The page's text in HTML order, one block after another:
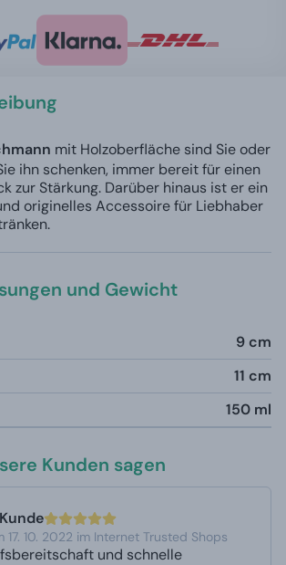
mit Holzoberfläche sind Sie oder
ihn schenken, immer bereit für einen
zur Stärkung. Darüber hinaus ist er ein
originelles Accessoire für Liebhaber
und Gewicht
9 cm
11 cm
150 ml
Kunden sagen
17. 10. 2022 im Internet Trusted Shops
und schnelle